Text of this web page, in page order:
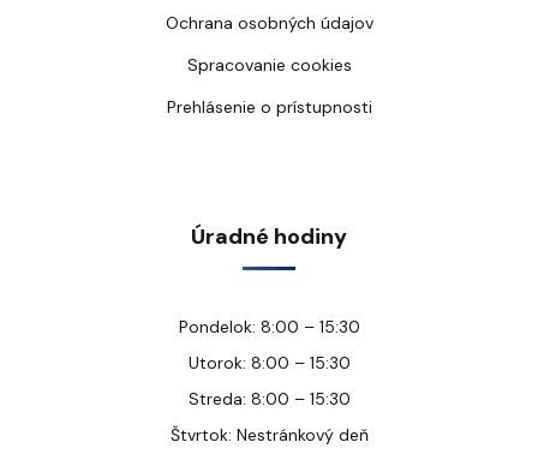
Ochrana osobných údajov
Spracovanie cookies
Prehlásenie o prístupnosti
Úradné hodiny
Pondelok: 8:00 – 15:30
Utorok: 8:00 – 15:30
Streda: 8:00 – 15:30
Štvrtok: Nestránkový deň